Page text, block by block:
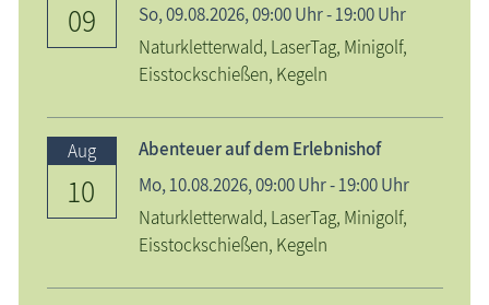
09
So,09.08.2026, 09:00Uhr- 19:00Uhr
Naturkletterwald, LaserTag, Minigolf,
Eisstockschießen, Kegeln
Aug
10
Abenteuer auf dem Erlebnishof
Mo,10.08.2026, 09:00Uhr- 19:00Uhr
Naturkletterwald, LaserTag, Minigolf,
Eisstockschießen, Kegeln